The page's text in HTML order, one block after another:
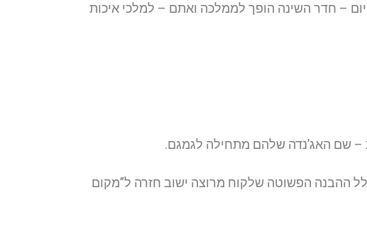
– חדר השינה הופך לממלכה ואתם – למלכי איכות
– שם האג’נדה שלהם מתחילה לגמגם.
ההבנה הפשוטה שלקוח מרוצה ישוב חזרה ל”מקום